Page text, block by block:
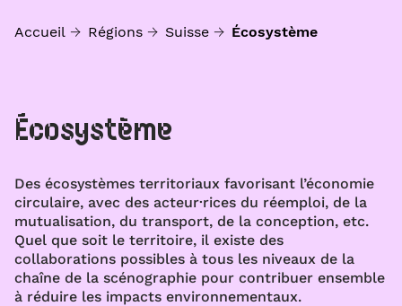
Accueil Régions Suisse Écosystème
Écosystème
Des écosystèmes territoriaux favorisant l’économie
circulaire, avec des acteur·rices du réemploi, de la
mutualisation, du transport, de la conception, etc.
Quel que soit le territoire, il existe des
collaborations possibles à tous les niveaux de la
chaîne de la scénographie pour contribuer ensemble
à réduire les impacts environnementaux.